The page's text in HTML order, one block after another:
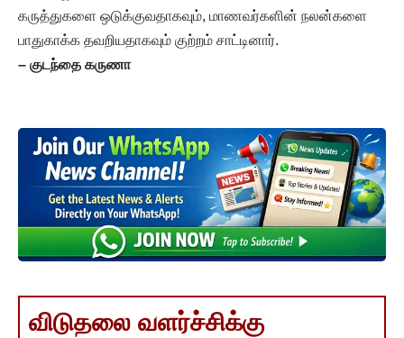
கருத்துகளை ஒடுக்குவதாகவும், மாணவர்களின் நலன்களை
பாதுகாக்க தவறியதாகவும் குற்றம் சாட்டினார்.
– குடந்தை கருணா
விடுதலை வளர்ச்சிக்கு